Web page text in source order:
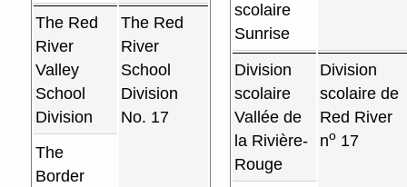
The Red
River
Valley
School
Division
The Red
River
School
Division
No. 17
The
Border
scolaire
Sunrise
Division
scolaire
Vallée de
la Rivière-
Rouge
Division
scolaire de
Red River
no 17